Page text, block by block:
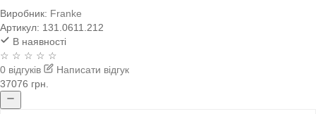
Виробник: Franke
Артикул: 131.0611.212
В наявності
☆ ☆ ☆ ☆ ☆
0 відгуків
Написати відгук
37076 грн.